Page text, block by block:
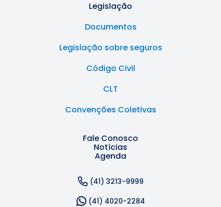
Legislação
Documentos
Legislação sobre seguros
Código Civil
CLT
Convenções Coletivas
Fale Conosco
Notícias
Agenda
(41) 3213-9999
(41) 4020-2284